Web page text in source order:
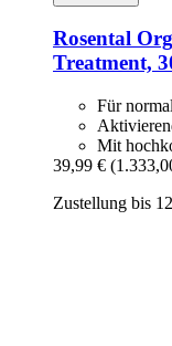
Rosental
Treatment,
Für
Mit
39,99 €
Zustellung bis